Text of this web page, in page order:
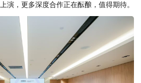
演，更多深度合作正在酝酿，值得期待。